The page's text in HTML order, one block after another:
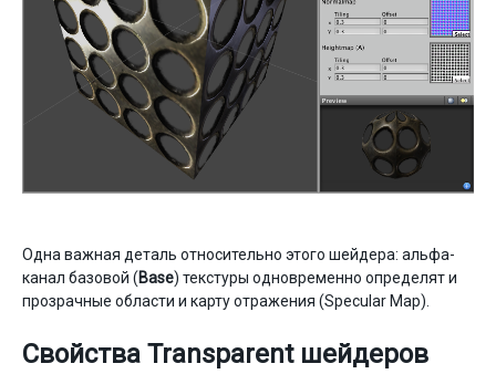
Одна важная деталь относительно этого шейдера: альфа-
канал базовой (Base) текстуры одновременно определят и
прозрачные области и карту отражения (Specular Map).
Свойства Transparent шейдеров